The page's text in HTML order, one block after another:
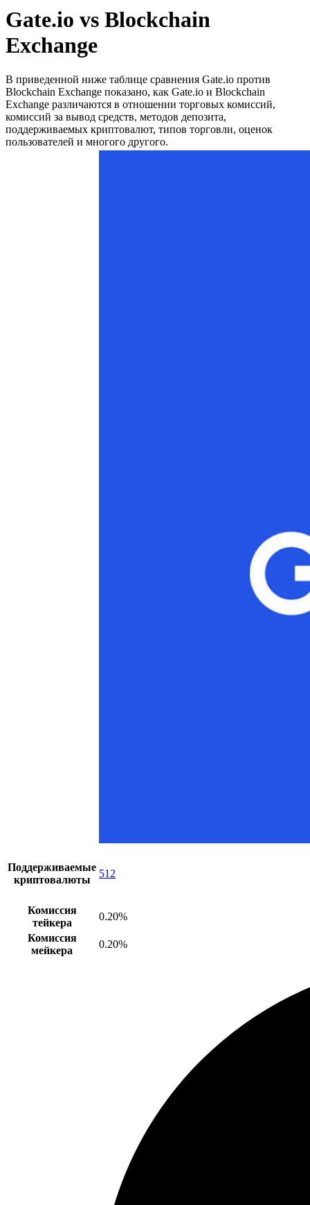
Gate.io vs Blockchain
Exchange
В приведенной ниже таблице сравнения Gate.io против
Blockchain Exchange показано, как Gate.io и Blockchain
Exchange различаются в отношении торговых комиссий,
комиссий за вывод средств, методов депозита,
поддерживаемых криптовалют, типов торговли, оценок
пользователей и многого другого.
Поддерживаемые
криптовалюты
512
Комиссия
тейкера
0.20%
Комиссия
мейкера
0.20%